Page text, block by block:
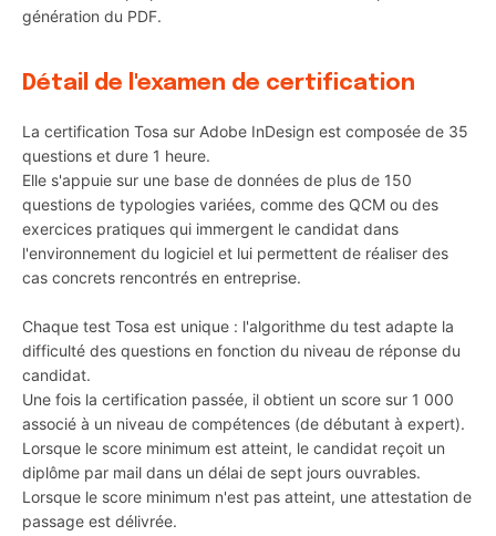
génération du PDF.
Détail de l'examen de certification
La certification Tosa sur Adobe InDesign est composée de 35
questions et dure 1 heure.
Elle s'appuie sur une base de données de plus de 150
questions de typologies variées, comme des QCM ou des
exercices pratiques qui immergent le candidat dans
l'environnement du logiciel et lui permettent de réaliser des
cas concrets rencontrés en entreprise.
Chaque test Tosa est unique : l'algorithme du test adapte la
difficulté des questions en fonction du niveau de réponse du
candidat.
Une fois la certification passée, il obtient un score sur 1 000
associé à un niveau de compétences (de débutant à expert).
Lorsque le score minimum est atteint, le candidat reçoit un
diplôme par mail dans un délai de sept jours ouvrables.
Lorsque le score minimum n'est pas atteint, une attestation de
passage est délivrée.